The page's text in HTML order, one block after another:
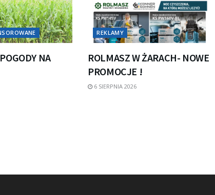
NA
REKLAMY
ROLMASZ W ŻARACH- NOWE
PROMOCJE !
6 SIERPNIA 2026